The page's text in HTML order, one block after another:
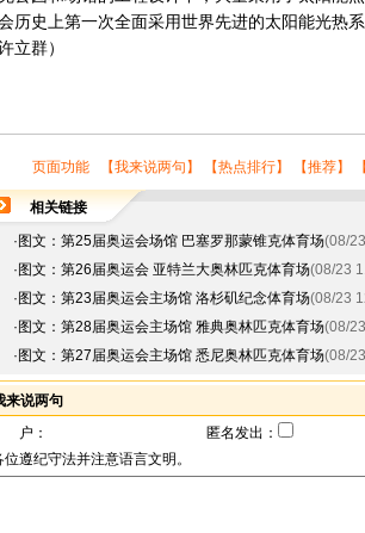
历史上第一次全面采用世界先进的太阳能光热
立群）
页面功能 【我来说两句 】 【热点排行】 【推荐】
相关链接
· 图文：第25届奥运会场馆 巴塞罗那蒙锥克体育场(08/
· 图文：第26届奥运会 亚特兰大奥林匹克体育场(08/23
· 图文：第23届奥运会主场馆 洛杉矶纪念体育场(08/23
· 图文：第28届奥运会主场馆 雅典奥林匹克体育场(08/
· 图文：第27届奥运会主场馆 悉尼奥林匹克体育场(08/
来说两句
：
匿名发出：
位遵纪守法并注意语言文明。